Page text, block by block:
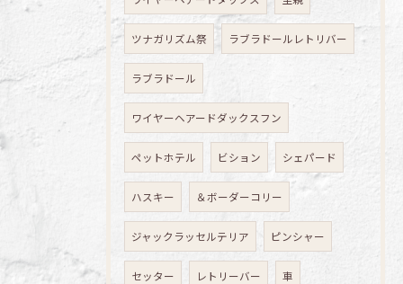
ツナガリズム祭 ラブラドールレトリバー
ラブラドール
ワイヤーヘアードダックスフン
ペットホテル ビション シェパード
ハスキー ＆ボーダーコリー
ジャックラッセルテリア ピンシャー
セッター レトリーバー 車